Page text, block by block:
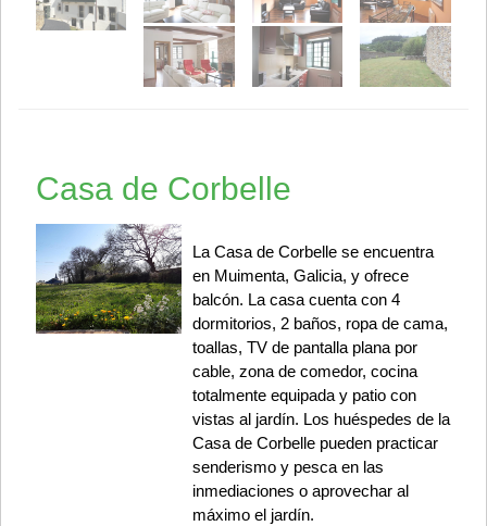
Casa de Corbelle
La Casa de Corbelle se encuentra
en Muimenta, Galicia, y ofrece
balcón. La casa cuenta con 4
dormitorios, 2 baños, ropa de cama,
toallas, TV de pantalla plana por
cable, zona de comedor, cocina
totalmente equipada y patio con
vistas al jardín. Los huéspedes de la
Casa de Corbelle pueden practicar
senderismo y pesca en las
inmediaciones o aprovechar al
máximo el jardín.